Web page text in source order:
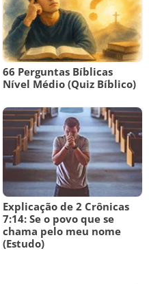
66 Perguntas Bíblicas
Nível Médio (Quiz Bíblico)
Explicação de 2 Crônicas
7:14: Se o povo que se
chama pelo meu nome
(Estudo)